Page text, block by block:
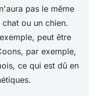
pas le même
ou un chien.
peut être
par exemple,
ce qui est dû en